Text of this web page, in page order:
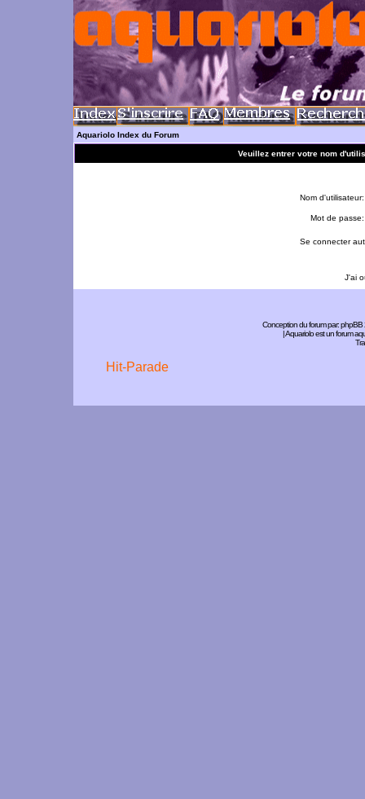
Aquariolo Index du Forum
Veuillez entrer votre nom
Nom d'utilisateur:
Mot de passe:
Se connecter
J'ai
Conception du forum par:phpBB
| Aquariolo est un forum